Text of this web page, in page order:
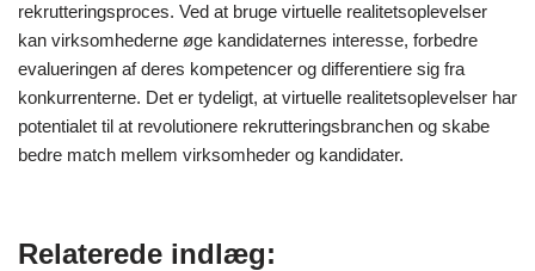
rekrutteringsproces. Ved at bruge virtuelle realitetsoplevelser
kan virksomhederne øge kandidaternes interesse, forbedre
evalueringen af deres kompetencer og differentiere sig fra
konkurrenterne. Det er tydeligt, at virtuelle realitetsoplevelser har
potentialet til at revolutionere rekrutteringsbranchen og skabe
bedre match mellem virksomheder og kandidater.
Relaterede indlæg: